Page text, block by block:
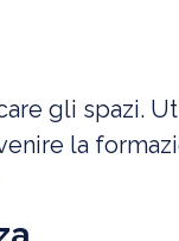
gli spazi.
la